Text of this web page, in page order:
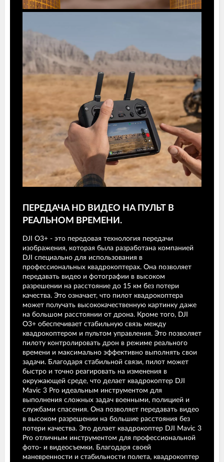
ПЕРЕДАЧА HD ВИДЕО НА ПУЛЬТ В
РЕАЛЬНОМ ВРЕМЕНИ.
DJI O3+ - это передовая технология передачи
изображения, которая была разработана компанией
DJI специально для использования в
профессиональных квадрокоптерах. Она позволяет
передавать видео и фотографии в высоком
разрешении на расстояние до 15 км без потери
качества. Это означает, что пилот квадрокоптера
может получать высококачественную картинку даже
на большом расстоянии от дрона. Кроме того, DJI
O3+ обеспечивает стабильную связь между
квадрокоптером и пультом управления. Это позволяет
пилоту контролировать дрон в режиме реального
времени и максимально эффективно выполнять свои
задачи. Благодаря стабильной связи, пилот может
быстро и точно реагировать на изменения в
окружающей среде, что делает квадрокоптер DJI
Mavic 3 Pro идеальным инструментом для
выполнения сложных задач военными, полицией и
службами спасения. Она позволяет передавать видео
в высоком разрешении на большие расстояния без
потери качества. Это делает квадрокоптер DJI Mavic 3
Pro отличным инструментом для профессиональной
фото- и видеосъемки. Благодаря своей
маневренности и стабильности полета, квадрокоптер